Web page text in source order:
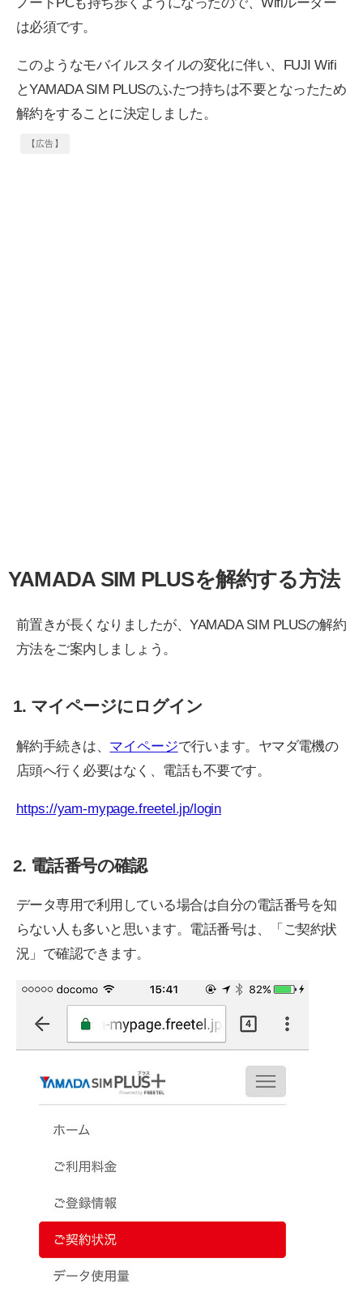
ノートPCも持ち歩くようになったので、Wifiルーター
は必須です。
このようなモバイルスタイルの変化に伴い、FUJI Wifi
とYAMADA SIM PLUSのふたつ持ちは不要となったため
解約をすることに決定しました。
【広告】
YAMADA SIM PLUSを解約する方法
前置きが長くなりましたが、YAMADA SIM PLUSの解約
方法をご案内しましょう。
1. マイページにログイン
解約手続きは、 マイページで行います。ヤマダ電機の
店頭へ行く必要はなく、電話も不要です。
https://yam-mypage.freetel.jp/login
2. 電話番号の確認
データ専用で利用している場合は自分の電話番号を知
らない人も多いと思います。電話番号は、「ご契約状
況」で確認できます。